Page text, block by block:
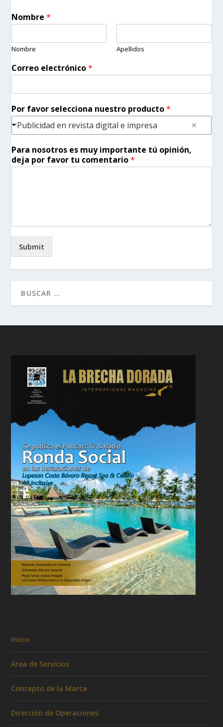
Nombre*
Nombre Apellidos
Correo electrónico*
Por favor selecciona nuestro producto*
Publicidad en revista digital e impresa
Para nosotros es muy importante tú opinión,
deja por favor tu comentario*
Submit
Inicio
Área de Servicios
Concepto de la Marca
Dirección de Operaciones